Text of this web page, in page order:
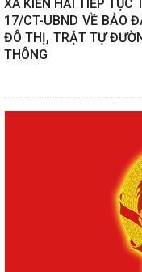
XÃ KIẾN HẢI TIẾP TỤC
17/CT-UBND VỀ BẢO
ĐÔ THỊ, TRẬT TỰ
THÔNG